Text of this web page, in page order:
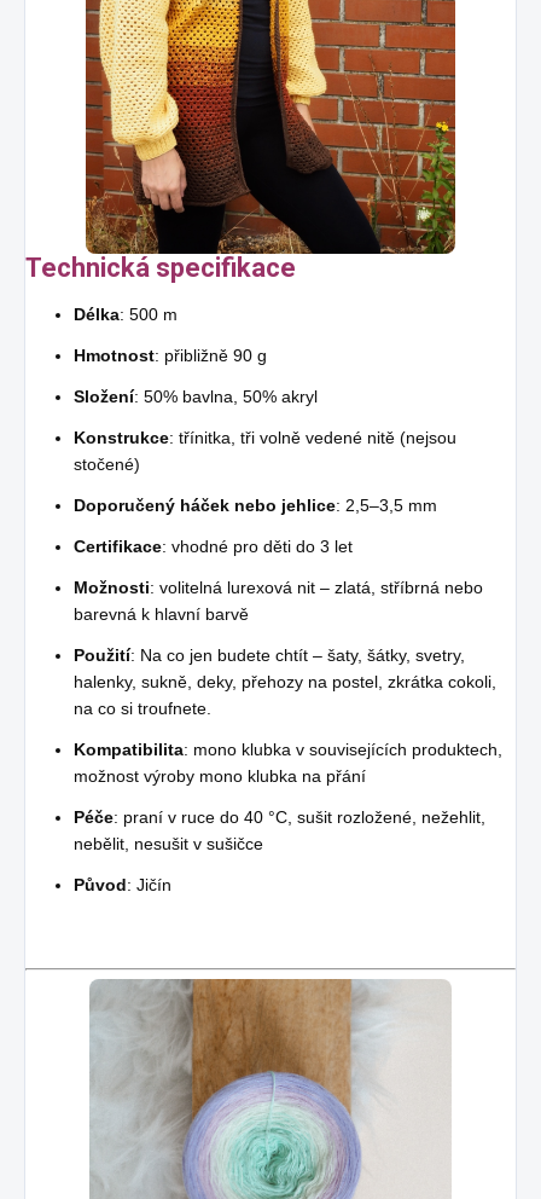
Technická specifikace
Délka: 500 m
Hmotnost: přibližně 90 g
Složení: 50% bavlna, 50% akryl
Konstrukce: třínitka, tři volně vedené nitě (nejsou
stočené)
Doporučený háček nebo jehlice: 2,5–3,5 mm
Certifikace: vhodné pro děti do 3 let
Možnosti: volitelná lurexová nit – zlatá, stříbrná nebo
barevná k hlavní barvě
Použití: Na co jen budete chtít – šaty, šátky, svetry,
halenky, sukně, deky, přehozy na postel, zkrátka cokoli,
na co si troufnete.
Kompatibilita: mono klubka v souvisejících produktech,
možnost výroby mono klubka na přání
Péče: praní v ruce do 40 °C, sušit rozložené, nežehlit,
nebělit, nesušit v sušičce
Původ: Jičín